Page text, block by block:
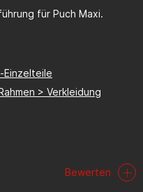
für Puch Maxi.
Einzelteile
> Verkleidung
Bewerten